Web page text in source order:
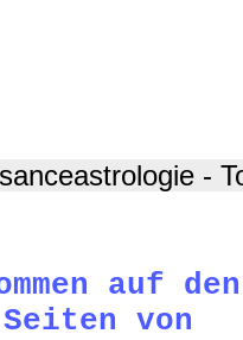
-
auf den
Seiten von